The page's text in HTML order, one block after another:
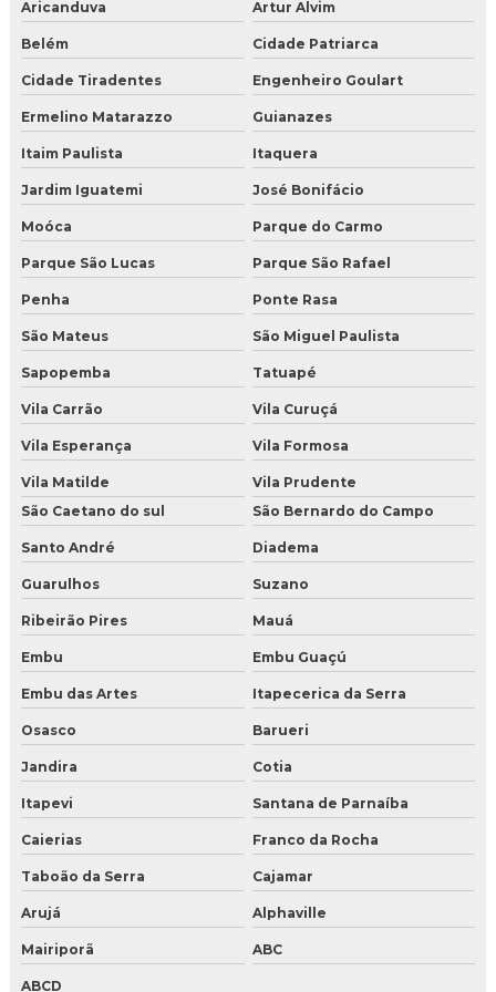
Distribuidor de gelo seco em nuggets
Distribuidor de gelo seco em Salvador
Distribuidor de gelo seco em São Paulo
Distribuidor de gelo seco perto de mim
Distribuidora de gelo seco em BH
Empresa de gelo seco em nuggets
Fabricante de gelo seco perto de mim
Fornecedor de gelo seco em nuggets
Fornecedor de gelo seco em Salvador
Gelo seco atacado
Gelo seco em BH
Gelo seco em fortaleza
Gelo seco em Salvador
Gelo seco em São Paulo
Gelo seco nuggets para alimentos
Gelo seco para drink
Gelo seco para drinks comprar
Gelo seco para festa
Aricanduva Artur Alvim
Belém Cidade Patriarca
Cidade Tiradentes Engenheiro Goulart
Ermelino Matarazzo Guianazes
Itaim Paulista Itaquera
Jardim Iguatemi José Bonifácio
Moóca Parque do Carmo
Parque São Lucas Parque São Rafael
Penha Ponte Rasa
São Mateus São Miguel Paulista
Sapopemba Tatuapé
Vila Carrão Vila Curuçá
Vila Esperança Vila Formosa
Vila Matilde
Vila Prudente
São Caetano do sul
São Bernardo do Campo
Santo André Diadema
Guarulhos Suzano
Ribeirão Pires Mauá
Embu Embu Guaçú
Embu das Artes Itapecerica da Serra
Osasco Barueri
Jandira Cotia
Itapevi Santana de Parnaíba
Caierias Franco da Rocha
Taboão da Serra Cajamar
Arujá Alphaville
Mairiporã ABC
ABCD